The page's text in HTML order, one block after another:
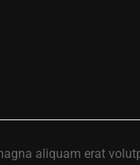
aliquam erat